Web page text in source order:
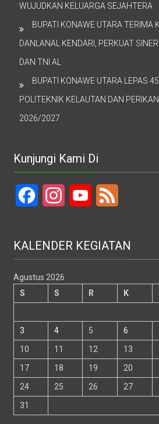
WUJUDKAN KELUARGA SEJAHTERA
BUPATI KONAWE UTARA TERIMA
DANLANAL KENDARI, PERKUAT
DAN TNI AL
BUPATI KONAWE UTARA LEPAS
POLITEKNIK KELAUTAN DAN
2026/2027
Kunjungi Kami Di
FacebookInstagramYouTube
KALENDER KEGIATAN
Agustus 2026
S
S R K
3
4 5 6
10
11 12 13
17
18 19 20
24
25 26 27
31